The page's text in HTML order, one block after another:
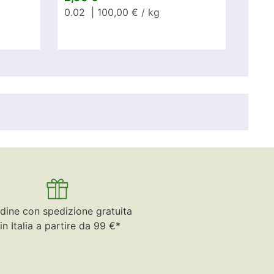
0.02
| 100,00 € / kg
con spedizione gratuita
in Italia a partire da 99 €*